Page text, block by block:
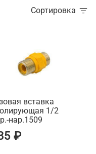
Сортировка
вставка
1/2
нар.1509
₽